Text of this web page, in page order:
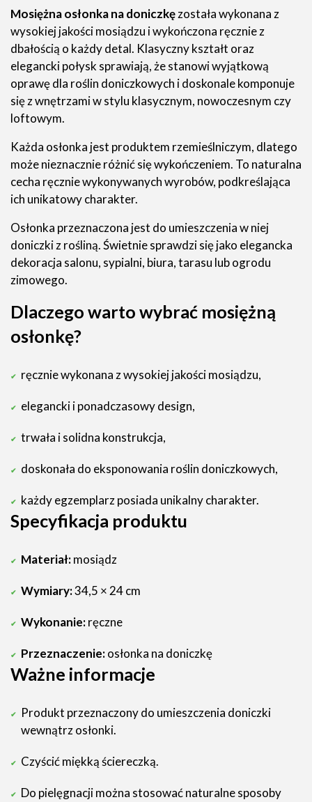
Mosiężna osłonka na doniczkęzostała wykonana z
wysokiej jakości mosiądzu i wykończona ręcznie z
dbałością o każdy detal. Klasyczny kształt oraz
elegancki połysk sprawiają, że stanowi wyjątkową
oprawę dla roślin doniczkowych i doskonale komponuje
się z wnętrzami w stylu klasycznym, nowoczesnym czy
loftowym.
Każda osłonka jest produktem rzemieślniczym, dlatego
może nieznacznie różnić się wykończeniem. To naturalna
cecha ręcznie wykonywanych wyrobów, podkreślająca
ich unikatowy charakter.
Osłonka przeznaczona jest do umieszczenia w niej
doniczki z rośliną. Świetnie sprawdzi się jako elegancka
dekoracja salonu, sypialni, biura, tarasu lub ogrodu
zimowego.
Dlaczego warto wybrać mosiężną
osłonkę?
ręcznie wykonana z wysokiej jakości mosiądzu,
elegancki i ponadczasowy design,
trwała i solidna konstrukcja,
doskonała do eksponowania roślin doniczkowych,
każdy egzemplarz posiada unikalny charakter.
Specyfikacja produktu
Materiał:mosiądz
Wymiary:34,5 × 24 cm
Wykonanie:ręczne
Przeznaczenie:osłonka na doniczkę
Ważne informacje
Produkt przeznaczony do umieszczenia doniczki
wewnątrz osłonki.
Czyścić miękką ściereczką.
Do pielęgnacji można stosować naturalne sposoby